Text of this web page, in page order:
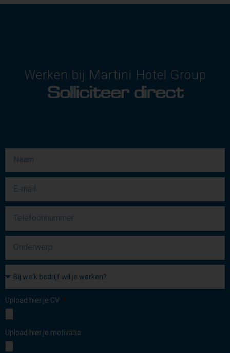
Werken bij Martini Hotel Group
Solliciteer direct
Upload hier je CV
Upload hier je motivatie